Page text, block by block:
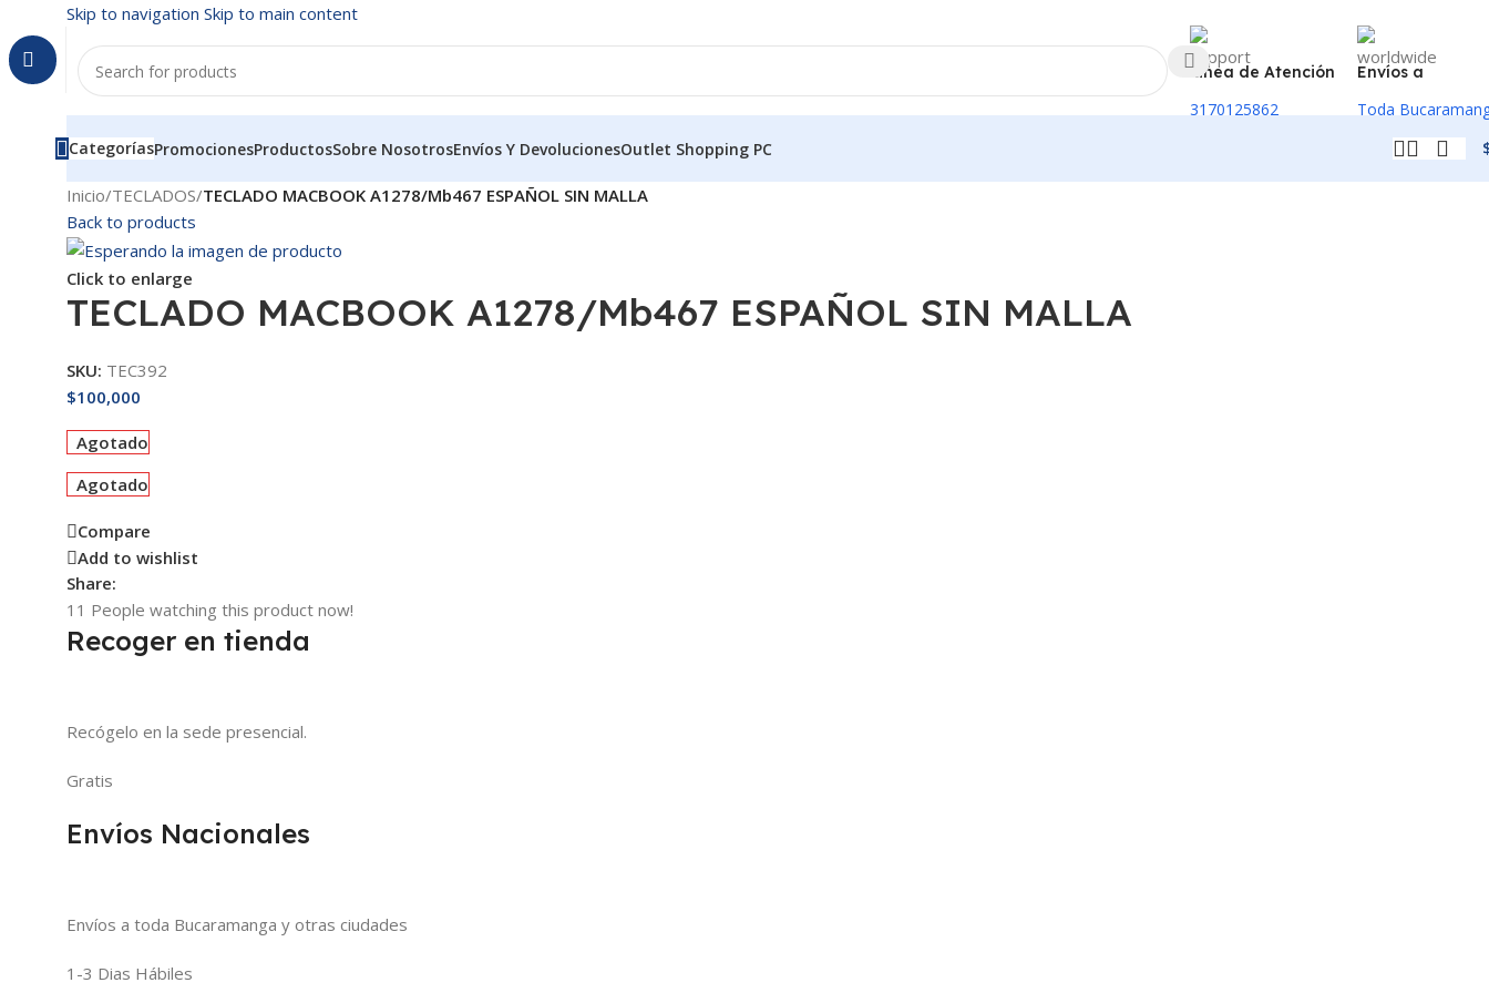
Skip to navigation Skip to main content
Linea de Atención
3170125862
Envíos a
Toda
CategoríasPromocionesProductosSobre NosotrosEnvíos Y DevolucionesOutlet Shopping PC
Inicio/TECLADOS/TECLADO MACBOOK A1278/Mb467 ESPAÑOL SIN MALLA
Back to products
Click to enlarge
TECLADO MACBOOK A1278/Mb467 ESPAÑOL SIN MALLA
SKU: TEC392
$100,000
Agotado
Agotado
Compare
Add to wishlist
Share:
11 People watching this product now!
Recoger en tienda
Recógelo en la sede presencial.
Gratis
Envíos Nacionales
Envíos a toda Bucaramanga y otras ciudades
1-3 Dias Hábiles